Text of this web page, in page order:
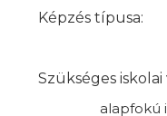
Képzés típusa:
Szükséges
alapfokú